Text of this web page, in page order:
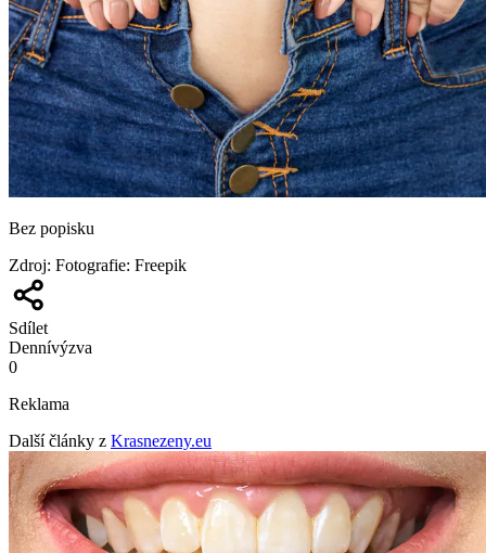
Bez popisku
Zdroj: Fotografie: Freepik
Sdílet
Dennívýzva
0
Reklama
Další články z Krasnezeny.eu